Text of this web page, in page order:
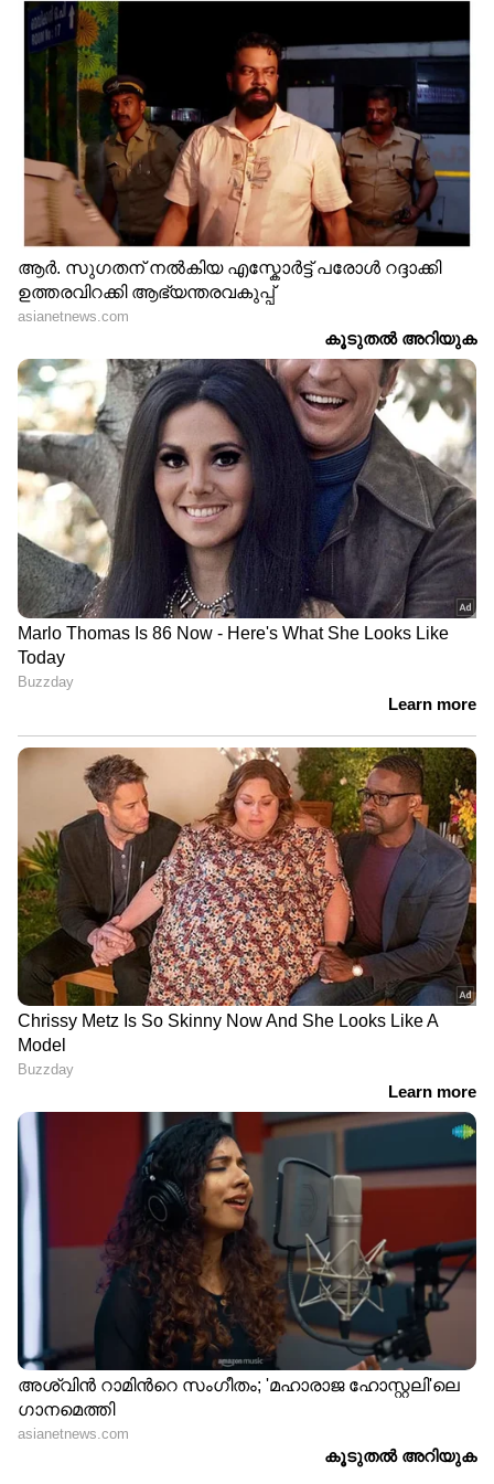
DOWNLOAD APP
RECOMMENDED STORIES
കരളിന്റെ ആരോഗ്യം
മെച്ചപ്പെടുത്തുന്നതിന്
ദിവസവും ഡയറ്റിൽ
ഉൾപ്പെടുത്തേണ്ട 4 ഔഷധ
ചായകൾ
കരളിന്റെ ആരോഗ്യത്തിന്
ഗ്രീൻ ടീ മികച്ചതോ?
പ്രധാനമായും
അറിയേണ്ടത്
ഗർഭകാലത്ത് സ്ത്രീകൾ
നിർബന്ധമായും
സഹായിക്കുന്ന 5 പ്രധാന
LATEST VIDEOS
'തോൽവിയിൽനിന്ന് CPM ഒന്നും
പഠിച്ചില്ല, ഭയപ്പെടുത്തി
കീഴ്പ്പെടുത്തലാണ് ലക്ഷ്യം';
വി.കുഞ്ഞികൃഷ്ണൻ
അമിത് ഷാ സഭയില്‍
എത്തണമെന്ന് പ്രതിപക്ഷം;
ആവശ്യം ഷായെ
അറിയിക്കണമെന്ന് രാജ്യസഭാ
അധ്യക്ഷന്‍ | Amit Shah